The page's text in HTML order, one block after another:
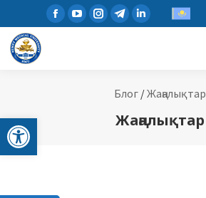
Open toolbar
Блог/Жаңалықтар
Жаңалықтар